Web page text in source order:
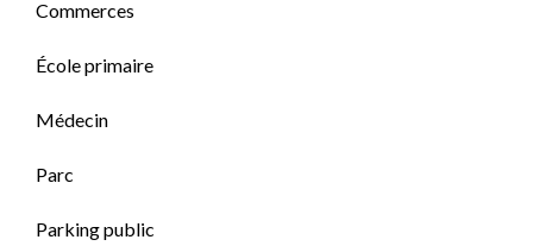
Commerces
École primaire
Médecin
Parc
Parking public